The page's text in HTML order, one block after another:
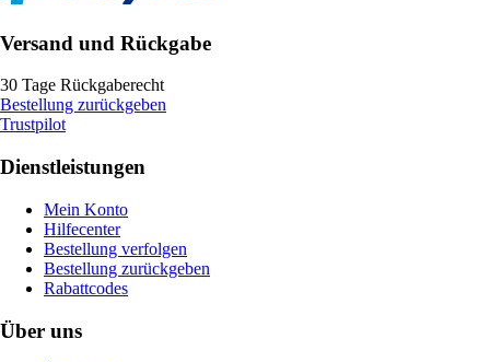
Versand und Rückgabe
30 Tage Rückgaberecht
Bestellung zurückgeben
Trustpilot
Dienstleistungen
Mein Konto
Hilfecenter
Bestellung verfolgen
Bestellung zurückgeben
Rabattcodes
Über uns